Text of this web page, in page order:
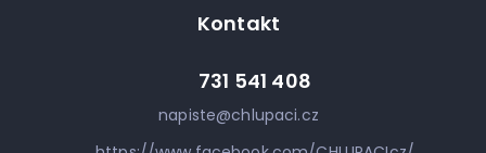
Kontakt
napiste@chlupaci.cz
731 541 408